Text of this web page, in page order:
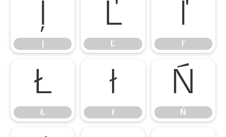
Ľ
Ľ
ľ
ľ
Ł
Ł
ł
ł
Ń
Ń